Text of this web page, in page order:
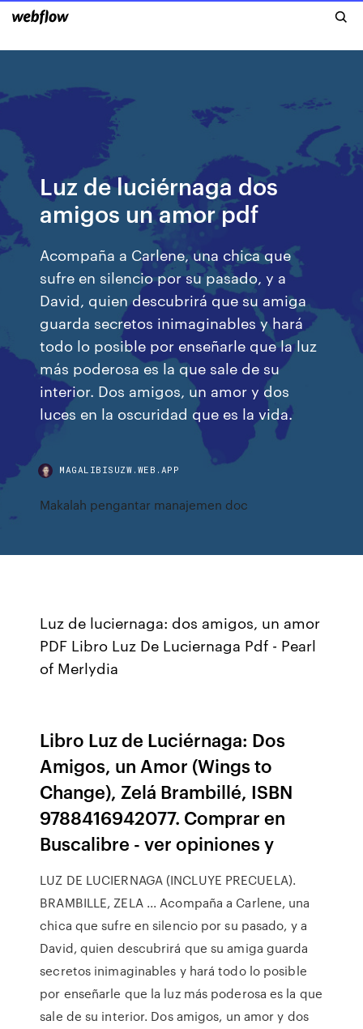
Luz de luciérnaga dos
amigos un amor pdf
Acompaña a Carlene, una chica que
sufre en silencio por su pasado, y a
David, quien descubrirá que su amiga
guarda secretos inimaginables y hará
todo lo posible por enseñarle que la luz
más poderosa es la que sale de su
interior. Dos amigos, un amor y dos
luces en la oscuridad que es la vida.
MAGALIBISUZW.WEB.APP
Makalah pengantar manajemen doc
Luz de luciernaga: dos amigos, un amor
PDF Libro Luz De Luciernaga Pdf - Pearl
of Merlydia
Libro Luz de Luciérnaga: Dos
Amigos, un Amor (Wings to
Change), Zelá Brambillé, ISBN
9788416942077. Comprar en
Buscalibre - ver opiniones y
LUZ DE LUCIERNAGA (INCLUYE PRECUELA).
BRAMBILLE, ZELA ... Acompaña a Carlene, una
chica que sufre en silencio por su pasado, y a
David, quien descubrirá que su amiga guarda
secretos inimaginables y hará todo lo posible
por enseñarle que la luz más poderosa es la que
sale de su interior. Dos amigos, un amor y dos